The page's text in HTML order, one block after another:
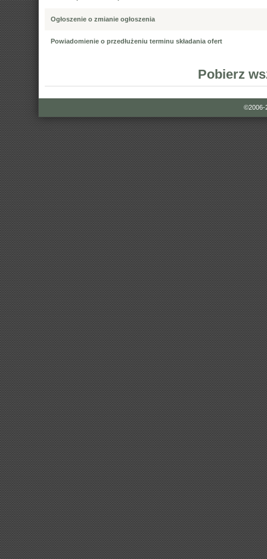
Ogłoszenie o zmianie ogłoszenia
Powiadomienie o przedłużeniu terminu składania ofert
Pobierz
©2006-